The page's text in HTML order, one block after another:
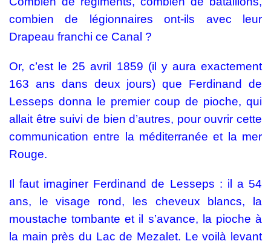
combien de légionnaires ont-ils avec leur
Drapeau franchi ce Canal ?
Or, c’est le 25 avril 1859 (il y aura exactement
163 ans dans deux jours) que Ferdinand de
Lesseps donna le premier coup de pioche, qui
allait être suivi de bien d’autres, pour ouvrir cette
communication entre la méditerranée et la mer
Rouge.
Il faut imaginer Ferdinand de Lesseps : il a 54
ans, le visage rond, les cheveux blancs, la
moustache tombante et il s’avance, la pioche à
la main près du Lac de Mezalet. Le voilà levant